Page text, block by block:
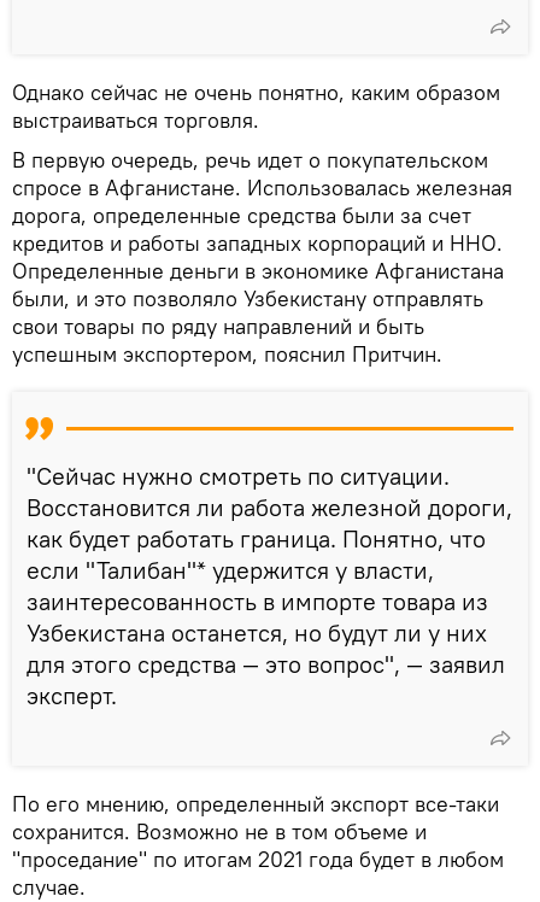
Однако сейчас не очень понятно, каким образом
выстраиваться торговля.
В первую очередь, речь идет о покупательском
спросе в Афганистане. Использовалась железная
дорога, определенные средства были за счет
кредитов и работы западных корпораций и ННО.
Определенные деньги в экономике Афганистана
были, и это позволяло Узбекистану отправлять
свои товары по ряду направлений и быть
успешным экспортером, пояснил Притчин.
"Сейчас нужно смотреть по ситуации.
Восстановится ли работа железной дороги,
как будет работать граница. Понятно, что
если "Талибан"* удержится у власти,
заинтересованность в импорте товара из
Узбекистана останется, но будут ли у них
для этого средства — это вопрос", — заявил
эксперт.
По его мнению, определенный экспорт все-таки
сохранится. Возможно не в том объеме и
"проседание" по итогам 2021 года будет в любом
случае.